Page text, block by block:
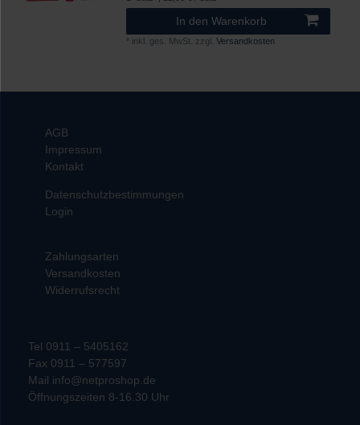
In den Warenkorb
* inkl. ges. MwSt. zzgl.Versandkosten
AGB
Impressum
Kontakt
Datenschutzbestimmungen
Login
Zahlungsarten
Versandkosten
Widerrufsrecht
Tel 0911 – 5405162
Fax 0911 – 577597
Mail info@netproshop.de
Öffnungszeiten 8-16.30 Uhr